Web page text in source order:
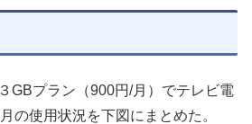
GBプラン（900円/月）でテレビ電
の使用状況を下図にまとめた。